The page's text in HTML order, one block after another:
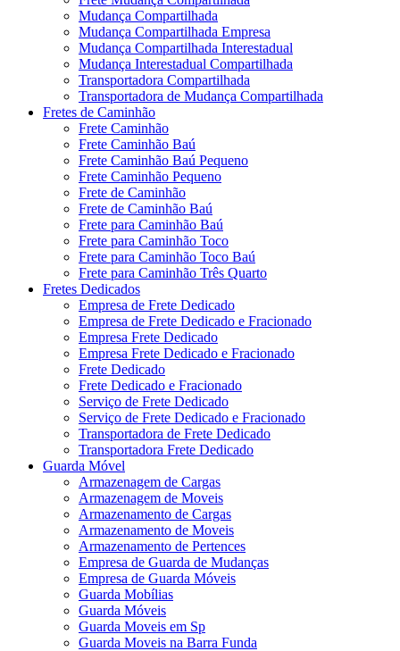
Mudança Compartilhada
Mudança Compartilhada Empresa
Mudança Compartilhada Interestadual
Mudança Interestadual Compartilhada
Transportadora Compartilhada
Transportadora de Mudança Compartilhada
Fretes de Caminhão
Frete Caminhão
Frete Caminhão Baú
Frete Caminhão Baú Pequeno
Frete Caminhão Pequeno
Frete de Caminhão
Frete de Caminhão Baú
Frete para Caminhão Baú
Frete para Caminhão Toco
Frete para Caminhão Toco Baú
Frete para Caminhão Três Quarto
Fretes Dedicados
Empresa de Frete Dedicado
Empresa de Frete Dedicado e Fracionado
Empresa Frete Dedicado
Empresa Frete Dedicado e Fracionado
Frete Dedicado
Frete Dedicado e Fracionado
Serviço de Frete Dedicado
Serviço de Frete Dedicado e Fracionado
Transportadora de Frete Dedicado
Transportadora Frete Dedicado
Guarda Móvel
Armazenagem de Cargas
Armazenagem de Moveis
Armazenamento de Cargas
Armazenamento de Moveis
Armazenamento de Pertences
Empresa de Guarda de Mudanças
Empresa de Guarda Móveis
Guarda Mobílias
Guarda Móveis
Guarda Moveis em Sp
Guarda Moveis na Barra Funda